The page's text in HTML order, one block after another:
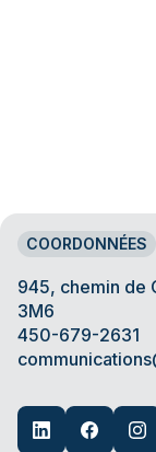
COORDONNÉES
945, chemin de
3M6
450-679-2631